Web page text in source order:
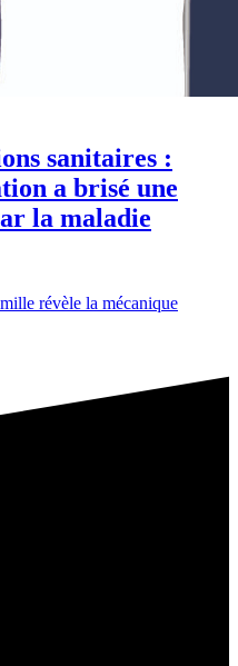
sanitaires :
a brisé une
la maladie
révèle la mécanique